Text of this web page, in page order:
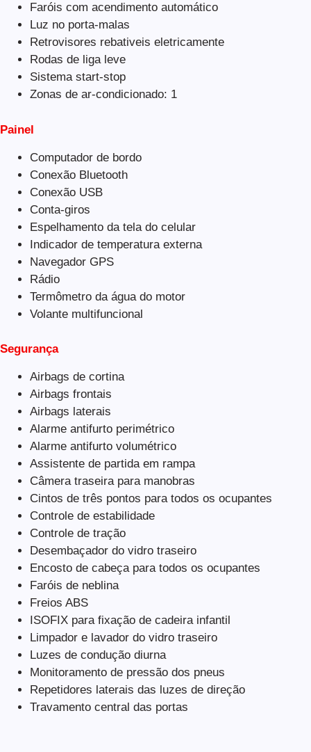
Faróis com acendimento automático
Luz no porta-malas
Retrovisores rebativeis eletricamente
Rodas de liga leve
Sistema start-stop
Zonas de ar-condicionado: 1
Painel
Computador de bordo
Conexão Bluetooth
Conexão USB
Conta-giros
Espelhamento da tela do celular
Indicador de temperatura externa
Navegador GPS
Rádio
Termômetro da água do motor
Volante multifuncional
Segurança
Airbags de cortina
Airbags frontais
Airbags laterais
Alarme antifurto perimétrico
Alarme antifurto volumétrico
Assistente de partida em rampa
Câmera traseira para manobras
Cintos de três pontos para todos os ocupantes
Controle de estabilidade
Controle de tração
Desembaçador do vidro traseiro
Encosto de cabeça para todos os ocupantes
Faróis de neblina
Freios ABS
ISOFIX para fixação de cadeira infantil
Limpador e lavador do vidro traseiro
Luzes de condução diurna
Monitoramento de pressão dos pneus
Repetidores laterais das luzes de direção
Travamento central das portas